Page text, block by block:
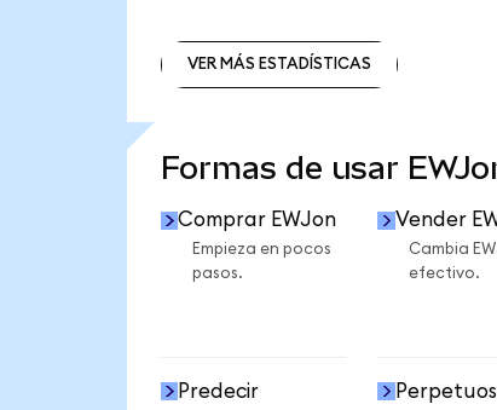
VER MÁS ESTADÍSTICAS
Formas de usar
Comprar EWJon
Empieza en pocos
pasos.
Vender
Cambia
efectivo.
Predecir Perpetuos